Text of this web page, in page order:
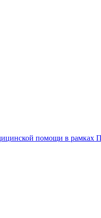
помощи в рамках